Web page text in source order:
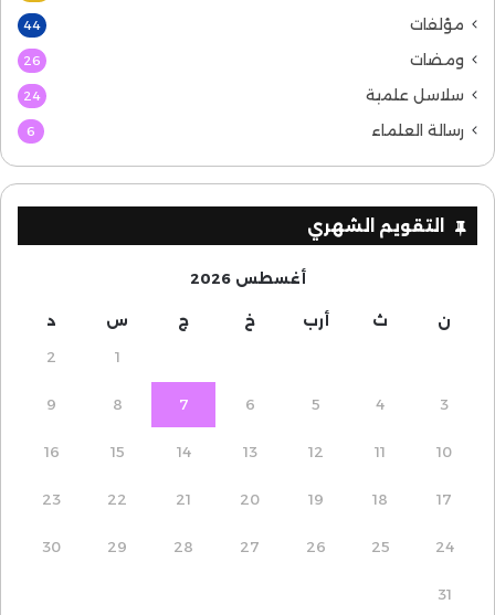
مؤلفات 44
ومضات 26
سلاسل علمية 24
رسالة العلماء 6
التقويم الشهري
أغسطس 2026
ن ث أرب خ ج س د
1
2
3
4
5
6
7
8
9
10
11
12
13
14
15
16
17
18
19
20
21
22
23
24
25
26
27
28
29
30
31